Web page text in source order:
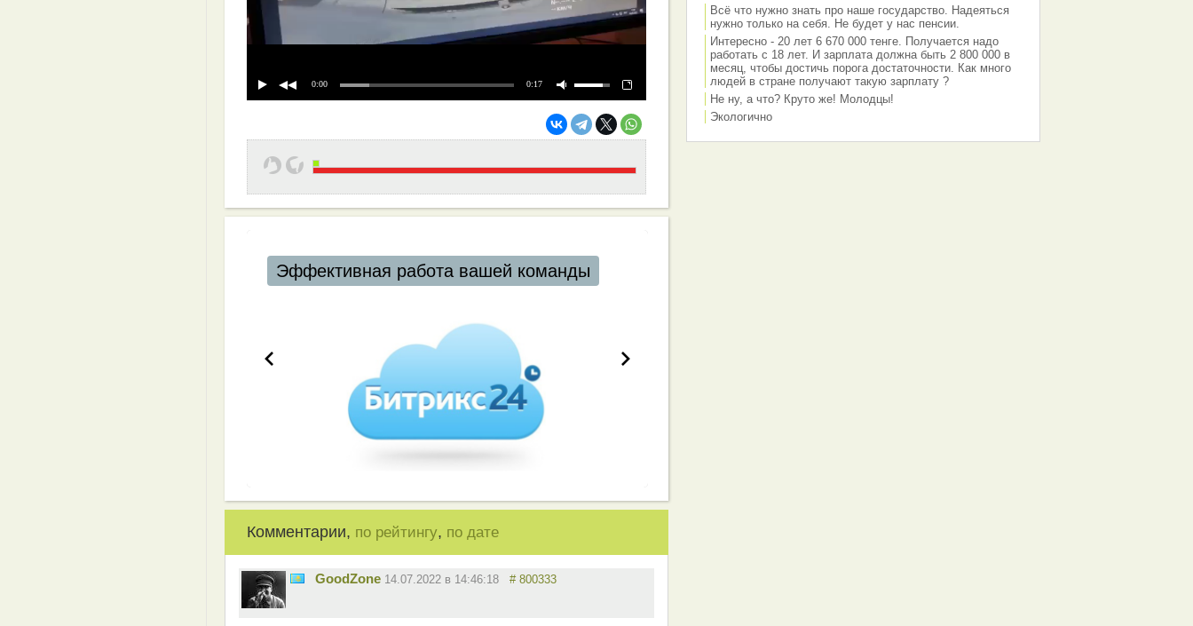
0:00 0:17
Эффективная работа вашей команды
Комментарии, по рейтингу, по дате
GoodZone 14.07.2022 в 14:46:18 # 800333
Всё что нужно знать про наше государство. Надеяться
нужно только на себя. Не будет у нас пенсии.
Интересно - 20 лет 6 670 000 тенге. Получается надо
работать с 18 лет. И зарплата должна быть 2 800 000 в
месяц, чтобы достичь порога достаточности. Как много
людей в стране получают такую зарплату ?
Не ну, а что? Круто же! Молодцы!
Экологично